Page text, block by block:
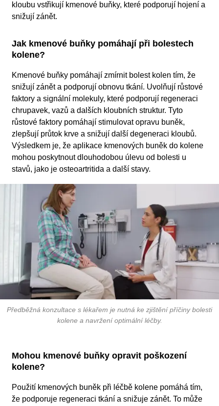
kloubu vstřikují kmenové buňky, které podporují hojení a
snižují zánět.
Jak kmenové buňky pomáhají při bolestech
kolene?
Kmenové buňky pomáhají zmírnit bolest kolen tím, že
snižují zánět a podporují obnovu tkání. Uvolňují růstové
faktory a signální molekuly, které podporují regeneraci
chrupavek, vazů a dalších kloubních struktur. Tyto
růstové faktory pomáhají stimulovat opravu buněk,
zlepšují průtok krve a snižují další degeneraci kloubů.
Výsledkem je, že aplikace kmenových buněk do kolene
mohou poskytnout dlouhodobou úlevu od bolesti u
stavů, jako je osteoartritida a další stavy.
Předběžná konzultace s lékařem je nutná ke zjištění příčiny bolesti
kolene a navržení optimální léčby.
Mohou kmenové buňky opravit poškození
kolene?
Použití kmenových buněk při léčbě kolene pomáhá tím,
že podporuje regeneraci tkání a snižuje zánět. To může